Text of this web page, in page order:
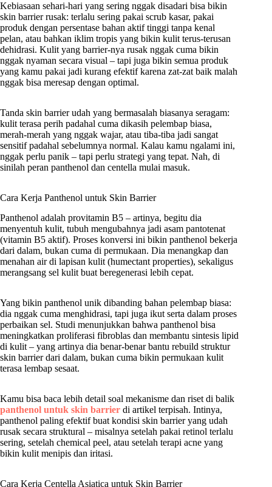
Kebiasaan sehari-hari yang sering nggak disadari bisa bikin
skin barrier rusak: terlalu sering pakai scrub kasar, pakai
produk dengan persentase bahan aktif tinggi tanpa kenal
pelan, atau bahkan iklim tropis yang bikin kulit terus-terusan
dehidrasi. Kulit yang barrier-nya rusak nggak cuma bikin
nggak nyaman secara visual – tapi juga bikin semua produk
yang kamu pakai jadi kurang efektif karena zat-zat baik malah
nggak bisa meresap dengan optimal.
Tanda skin barrier udah yang bermasalah biasanya seragam:
kulit terasa perih padahal cuma dikasih pelembap biasa,
merah-merah yang nggak wajar, atau tiba-tiba jadi sangat
sensitif padahal sebelumnya normal. Kalau kamu ngalami ini,
nggak perlu panik – tapi perlu strategi yang tepat. Nah, di
sinilah peran panthenol dan centella mulai masuk.
Cara Kerja Panthenol untuk Skin Barrier
Panthenol adalah provitamin B5 – artinya, begitu dia
menyentuh kulit, tubuh mengubahnya jadi asam pantotenat
(vitamin B5 aktif). Proses konversi ini bikin panthenol bekerja
dari dalam, bukan cuma di permukaan. Dia menangkap dan
menahan air di lapisan kulit (humectant properties), sekaligus
merangsang sel kulit buat beregenerasi lebih cepat.
Yang bikin panthenol unik dibanding bahan pelembap biasa:
dia nggak cuma menghidrasi, tapi juga ikut serta dalam proses
perbaikan sel. Studi menunjukkan bahwa panthenol bisa
meningkatkan proliferasi fibroblas dan membantu sintesis lipid
di kulit – yang artinya dia benar-benar bantu rebuild struktur
skin barrier dari dalam, bukan cuma bikin permukaan kulit
terasa lembap sesaat.
Kamu bisa baca lebih detail soal mekanisme dan riset di balik
panthenol untuk skin barrier di artikel terpisah. Intinya,
panthenol paling efektif buat kondisi skin barrier yang udah
rusak secara struktural – misalnya setelah pakai retinol terlalu
sering, setelah chemical peel, atau setelah terapi acne yang
bikin kulit menipis dan iritasi.
Cara Kerja Centella Asiatica untuk Skin Barrier